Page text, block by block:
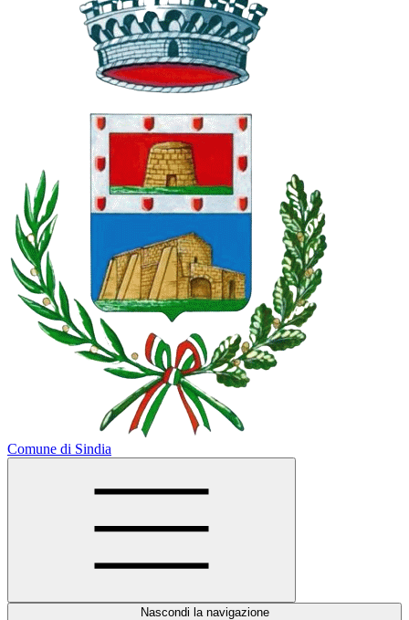
Comune di Sindia
Nascondi la navigazione